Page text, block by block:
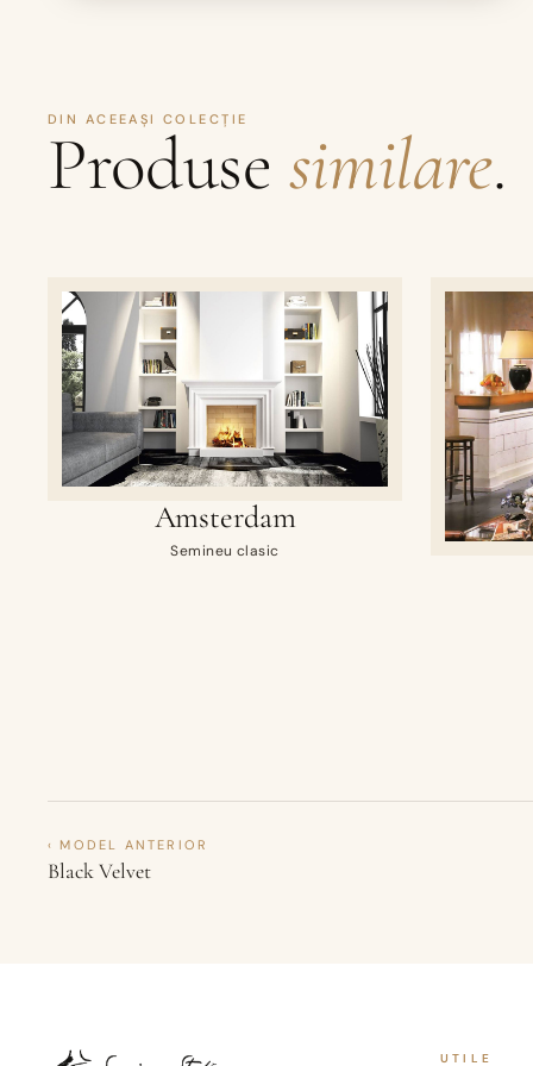
DIN ACEEAȘI COLECȚIE
Produse similare.
Amsterdam
Semineu clasic
‹ MODEL ANTERIOR
Black Velvet
UTILE